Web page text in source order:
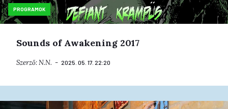
PROGRAMOK
Sounds of Awakening 2017
Szerző:N.N. 2025. 05. 17. 22:20